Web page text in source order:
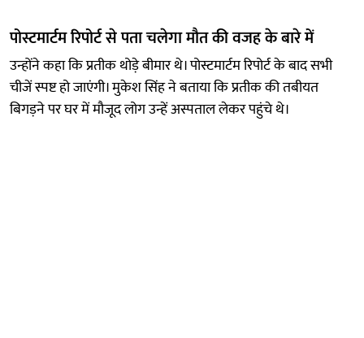
पोस्टमार्टम रिपोर्ट से पता चलेगा मौत की वजह के बारे में
उन्होंने कहा कि प्रतीक थोड़े बीमार थे। पोस्टमार्टम रिपोर्ट के बाद सभी
चीजें स्पष्ट हो जाएंगी। मुकेश सिंह ने बताया कि प्रतीक की तबीयत
बिगड़ने पर घर में मौजूद लोग उन्हें अस्पताल लेकर पहुंचे थे।